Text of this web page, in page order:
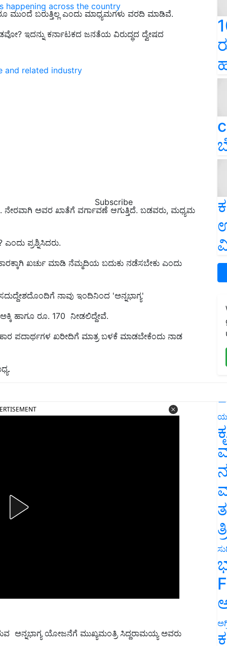
happening across the country
and related industry
Subscribe
ಬರುತ್ತಿಲ್ಲ ಎಂದು ಮಾಧ್ಯಮಗಳು ವರದಿ ಮಾಡಿವೆ.
? ಇದನ್ನು ಕರ್ನಾಟಕದ ಜನತೆಯ ವಿರುದ್ಧದ ದ್ವೇಷದ
ಅವರ ಖಾತೆಗೆ ವರ್ಗಾವಣೆ ಆಗುತ್ತಿದೆ. ಬಡವರು, ಮಧ್ಯಮ
ಪ್ರಶ್ನಿಸಿದರು.
ಖರ್ಚು ಮಾಡಿ ನೆಮ್ಮದಿಯ ಬದುಕು ನಡೆಸಬೇಕು ಎಂದು
ನಾವು ಇಂದಿನಿಂದ 'ಅನ್ನಭಾಗ್ಯ'
ಹಾಗೂ ರೂ. 170 ನೀಡಲಿದ್ದೇವೆ.
ಪದಾರ್ಥಗಳ ಖರೀದಿಗೆ ಮಾತ್ರ ಬಳಕೆ ಮಾಡಬೇಕೆಂದು ನಾಡ
ಅನ್ನಭಾಗ್ಯ ಯೋಜನೆಗೆ ಮುಖ್ಯಮಂತ್ರಿ ಸಿದ್ದರಾಮಯ್ಯ ಅವರು